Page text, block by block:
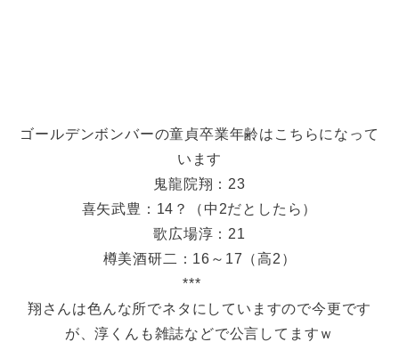
ゴールデンボンバーの童貞卒業年齢はこちらになって
います
鬼龍院翔：23
喜矢武豊：14？（中2だとしたら）
歌広場淳：21
樽美酒研二：16～17（高2）
***
翔さんは色んな所でネタにしていますので今更です
が、淳くんも雑誌などで公言してますｗ